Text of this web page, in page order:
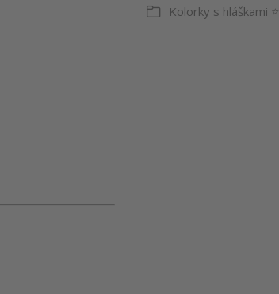
Kolorky s hláškami ⭐